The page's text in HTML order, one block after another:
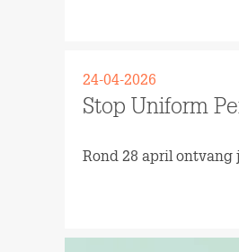
Stop Uniform
24-04-2026
Rond 28 april ontvang